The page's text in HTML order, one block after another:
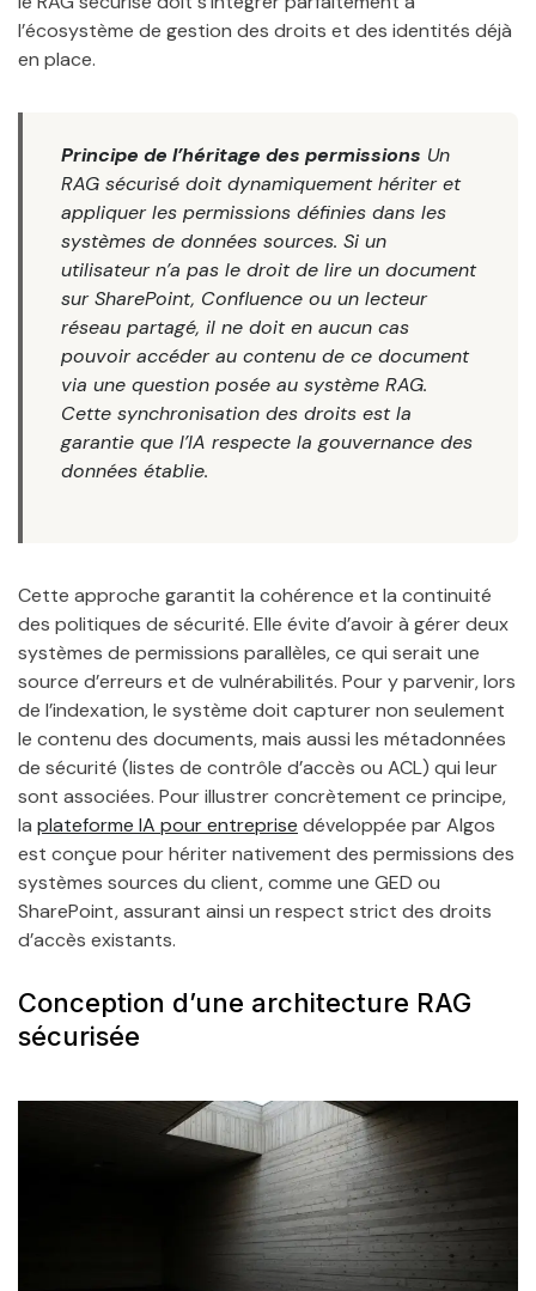
l’écosystème de gestion des droits et des identités déjà
en place.
Principe de l’héritage des permissions Un
RAG sécurisé doit dynamiquement hériter et
appliquer les permissions définies dans les
systèmes de données sources. Si un
utilisateur n’a pas le droit de lire un document
sur SharePoint, Confluence ou un lecteur
réseau partagé, il ne doit en aucun cas
pouvoir accéder au contenu de ce document
via une question posée au système RAG.
Cette synchronisation des droits est la
garantie que l’IA respecte la gouvernance des
données établie.
Cette approche garantit la cohérence et la continuité
des politiques de sécurité. Elle évite d’avoir à gérer deux
systèmes de permissions parallèles, ce qui serait une
source d’erreurs et de vulnérabilités. Pour y parvenir, lors
de l’indexation, le système doit capturer non seulement
le contenu des documents, mais aussi les métadonnées
de sécurité (listes de contrôle d’accès ou ACL) qui leur
sont associées. Pour illustrer concrètement ce principe,
la plateforme IA pour entreprise développée par Algos
est conçue pour hériter nativement des permissions des
systèmes sources du client, comme une GED ou
SharePoint, assurant ainsi un respect strict des droits
d’accès existants.
Conception d’une architecture RAG
sécurisée